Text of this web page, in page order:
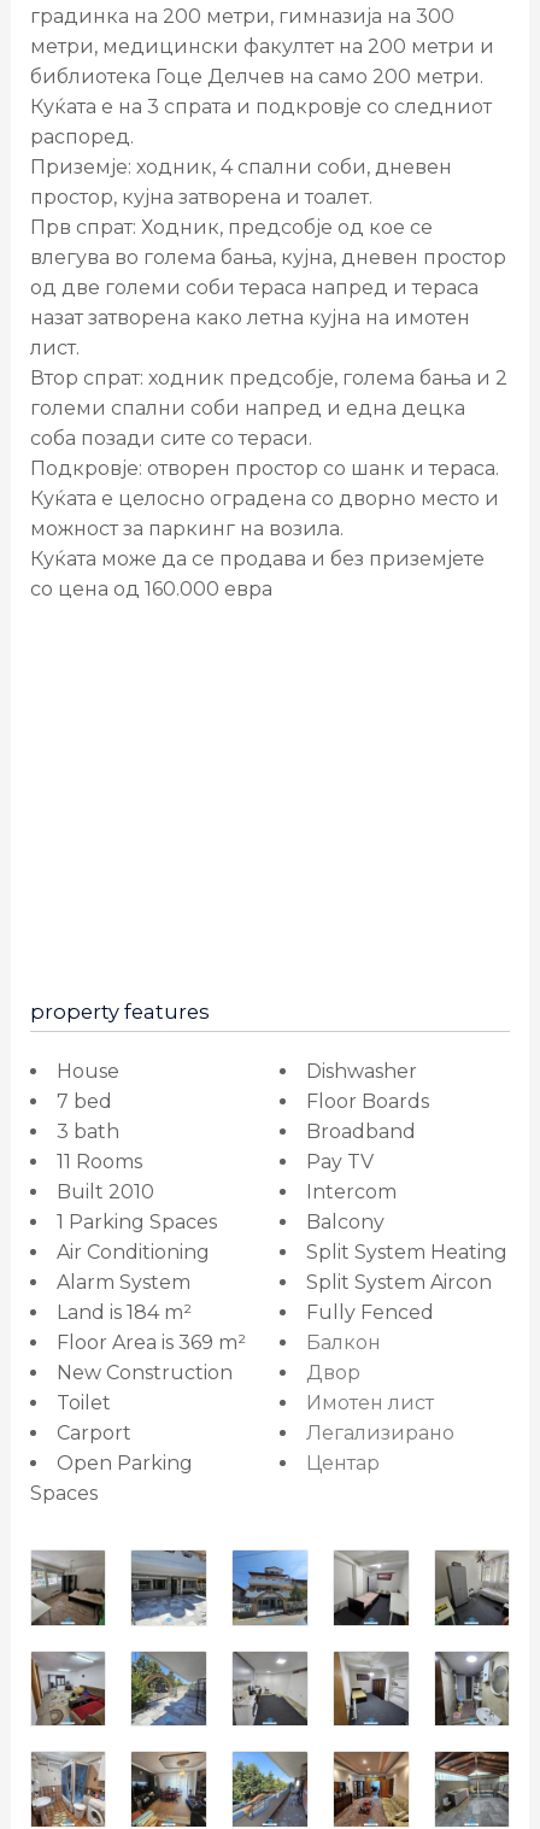
градинка на 200 метри, гимназија на 300
метри, медицински факултет на 200 метри и
библиотека Гоце Делчев на само 200 метри.
Куќата е на 3 спрата и подкровје со следниот
распоред.
Приземје: ходник, 4 спални соби, дневен
простор, кујна затворена и тоалет.
Прв спрат: Ходник, предсобје од кое се
влегува во голема бања, кујна, дневен простор
од две големи соби тераса напред и тераса
назат затворена како летна кујна на имотен
лист.
Втор спрат: ходник предсобје, голема бања и 2
големи спални соби напред и една децка
соба позади сите со тераси.
Подкровје: отворен простор со шанк и тераса.
Куќата е целосно оградена со дворно место и
можност за паркинг на возила.
Куќата може да се продава и без приземјете
со цена од 160.000 евра
property features
House
7 bed
3 bath
11 Rooms
Built 2010
1 Parking Spaces
Air Conditioning
Alarm System
Land is 184 m²
Floor Area is 369 m²
New Construction
Toilet
Carport
Open Parking
Spaces
Dishwasher
Floor Boards
Broadband
Pay TV
Intercom
Balcony
Split System Heating
Split System Aircon
Fully Fenced
Балкон
Двор
Имотен лист
Легализирано
Центар